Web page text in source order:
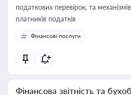
податкових перевірок, та
платників податків
Фінансові послуги
Фінансова звітність та